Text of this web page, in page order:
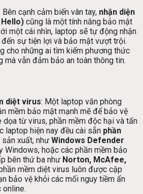
Bên cạnh cảm biến vân tay, nhận diện
cũng là một tính năng bảo mật
một cái nhìn, laptop sẽ tự động nhận
đến sự tiện lợi và bảo mật vượt trội.
cho những ai tìm kiếm phương thức
mà vẫn đảm bảo an toàn thông tin.
diệt virus: Một laptop văn phòng
mềm bảo mật mạnh mẽ để bảo vệ
từ virus, phần mềm độc hại và tấn
laptop hiện nay đều cài sẵn phần
sản xuất, như Windows Defender
Windows, hoặc các phần mềm bảo
bên thứ ba như Norton, McAfee,
mềm diệt virus luôn được cập
bảo vệ khỏi các mối nguy tiềm ẩn
online.